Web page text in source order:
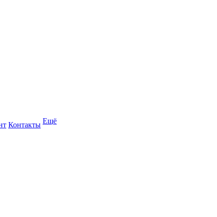
Контакты Ещё